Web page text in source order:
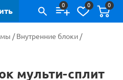
0 0 0
/Внутренние блоки /
мульти-сплит